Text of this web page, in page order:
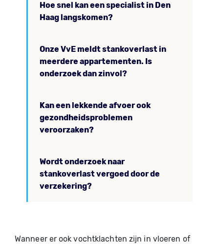
Hoe snel kan een specialist in Den
Haag langskomen?
Onze VvE meldt stankoverlast in
meerdere appartementen. Is
onderzoek dan zinvol?
Kan een lekkende afvoer ook
gezondheidsproblemen
veroorzaken?
Wordt onderzoek naar
stankoverlast vergoed door de
verzekering?
Wanneer er ook vochtklachten zijn in vloeren of